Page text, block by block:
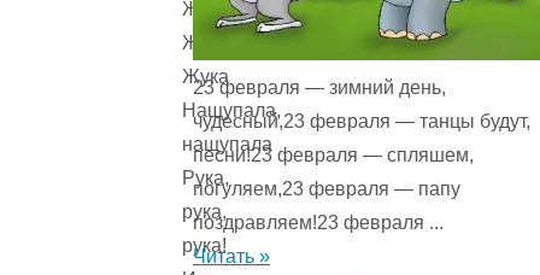
Жука,
Жука,
Жука
Нащупала,
нащупала
Рука,
рука,
рука!
23 февраля — зимний день,
чудесный,23 февраля — танцы будут,
песни!23 февраля — спляшем,
погуляем,23 февраля — папу
поздравляем!23 февраля ...
Читать »